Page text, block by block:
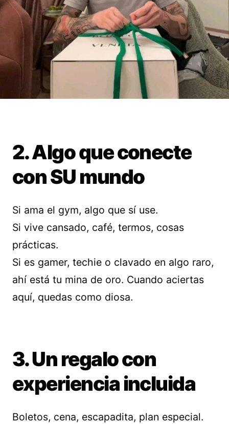
2. Algo que conecte
con SU mundo
Si ama el gym, algo que sí use.
Si vive cansado, café, termos, cosas
prácticas.
Si es gamer, techie o clavado en algo raro,
ahí está tu mina de oro. Cuando aciertas
aquí, quedas como diosa.
3. Un regalo con
experiencia incluida
Boletos, cena, escapadita, plan especial.